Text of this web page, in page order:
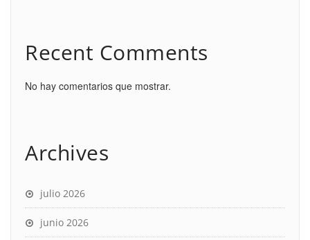
Recent Comments
No hay comentarios que mostrar.
Archives
julio 2026
junio 2026